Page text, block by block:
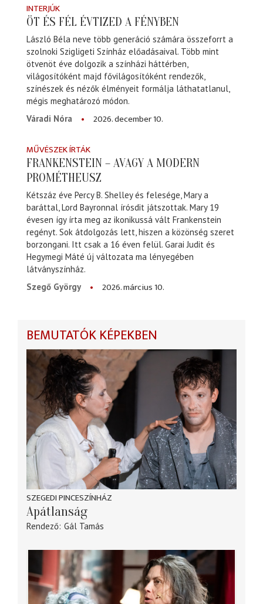
INTERJÚK
ÖT ÉS FÉL ÉVTIZED A FÉNYBEN
László Béla neve több generáció számára összeforrt a
szolnoki Szigligeti Színház előadásaival. Több mint
ötvenöt éve dolgozik a színházi háttérben,
világosítóként majd fővilágosítóként rendezők,
színészek és nézők élményeit formálja láthatatlanul,
mégis meghatározó módon.
Váradi Nóra
2026. december 10.
MŰVÉSZEK ÍRTÁK
FRANKENSTEIN – AVAGY A MODERN
PROMÉTHEUSZ
Kétszáz éve Percy B. Shelley és felesége, Mary a
baráttal, Lord Bayronnal írósdit játszottak. Mary 19
évesen így írta meg az ikonikussá vált Frankenstein
regényt. Sok átdolgozás lett, hiszen a közönség szeret
borzongani. Itt csak a 16 éven felül. Garai Judit és
Hegymegi Máté új változata ma lényegében
látványszínház.
Szegő György
2026. március 10.
BEMUTATÓK KÉPEKBEN
SZEGEDI PINCESZÍNHÁZ
Apátlanság
Rendező Gál Tamás